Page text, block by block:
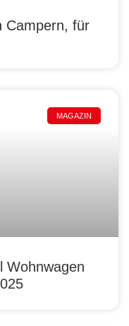
Campern, für
MAGAZIN
Wohnwagen